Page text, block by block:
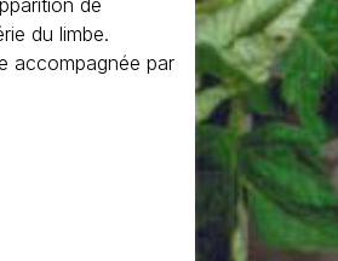
de
du limbe.
accompagnée par